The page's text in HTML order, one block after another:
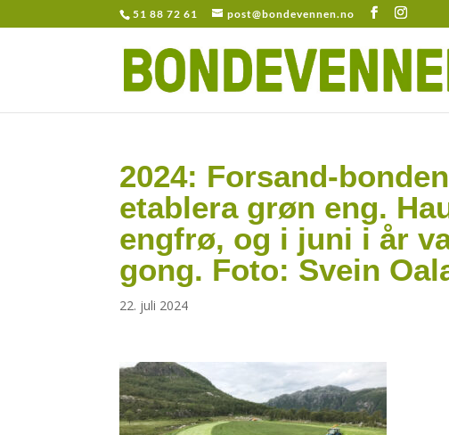
51 88 72 61 post@bondevennen.no
2024: Forsand-
etablera grøn eng.
engfrø, og i juni i år
gong. Foto: Svein
22. juli 2024